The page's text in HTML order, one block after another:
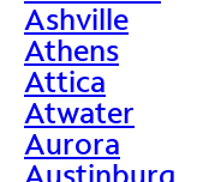
Ashville
Athens
Attica
Atwater
Aurora
Austinburg